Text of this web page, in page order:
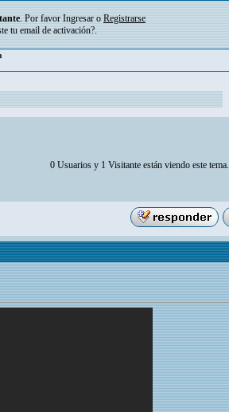
. Por favor Ingresar o Registrarse
tu email de activación?.
0 Usuarios y 1 Visitante están viendo este tema.